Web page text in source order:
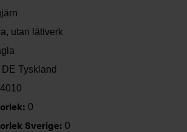
utan lättverk
DE Tyskland
0
Sverige: 0